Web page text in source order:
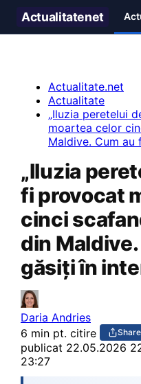
Actualitatenet
Actualitate.net
Actualitate
„Iluzia peretelui
moartea celor
Maldive. Cum
„Iluzia
fi provocat
cinci
din
găsiți în
Daria Andries
6 min pt. citire
Share
publicat 22.05.2026
23:27